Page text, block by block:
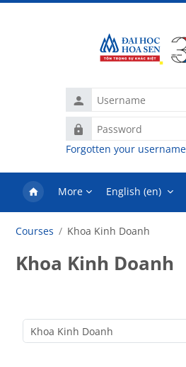
Username
Password
Forgotten your
More English ‎(en)‎
Courses Khoa Kinh Doanh
Khoa Kinh Doanh